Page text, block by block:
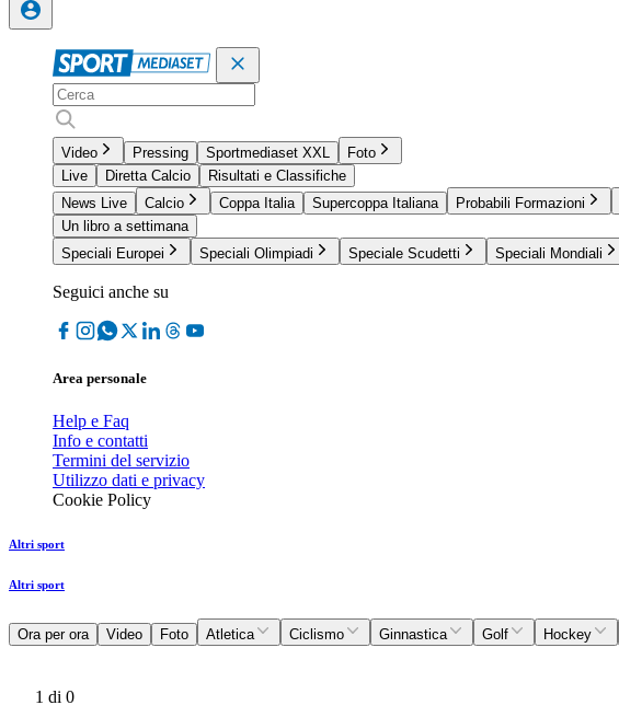
Video Pressing Sportmediaset XXL
Foto
Live
Diretta Calcio
Risultati e Classifiche
News Live
Calcio Coppa Italia Supercoppa Italiana Probabili Formazioni
Un libro a settimana
Speciali Europei
Speciali Olimpiadi Speciale Scudetti Speciali Mondiali
Seguici anche su
Area personale
Help e Faq
Info e contatti
Termini del servizio
Utilizzo dati e privacy
Cookie Policy
Altri sport
Altri sport
Ora per ora Video Foto Atletica Ciclismo Ginnastica Golf Hockey
1 di 0